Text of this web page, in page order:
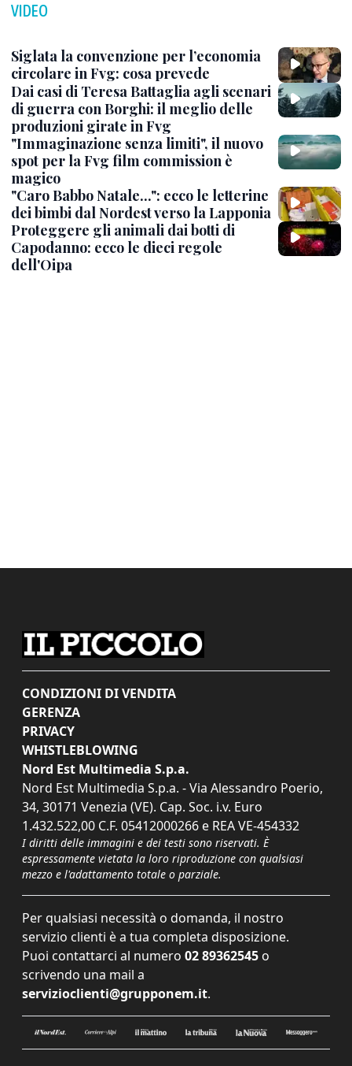
VIDEO
Siglata la convenzione per l’economia
circolare in Fvg: cosa prevede
Dai casi di Teresa Battaglia agli scenari
di guerra con Borghi: il meglio delle
produzioni girate in Fvg
"Immaginazione senza limiti", il nuovo
spot per la Fvg film commission è
magico
"Caro Babbo Natale...": ecco le letterine
dei bimbi dal Nordest verso la Lapponia
Proteggere gli animali dai botti di
Capodanno: ecco le dieci regole
dell'Oipa
CONDIZIONI DI VENDITA
GERENZA
PRIVACY
WHISTLEBLOWING
Nord Est Multimedia S.p.a.
Nord Est Multimedia S.p.a. - Via Alessandro Poerio,
34, 30171 Venezia (VE). Cap. Soc. i.v. Euro
1.432.522,00 C.F. 05412000266 e REA VE-454332
I diritti delle immagini e dei testi sono riservati. È
espressamente vietata la loro riproduzione con qualsiasi
mezzo e l'adattamento totale o parziale.
Per qualsiasi necessità o domanda, il nostro
servizio clienti è a tua completa disposizione.
Puoi contattarci al numero 02 89362545 o
scrivendo una mail a
servizioclienti@grupponem.it.